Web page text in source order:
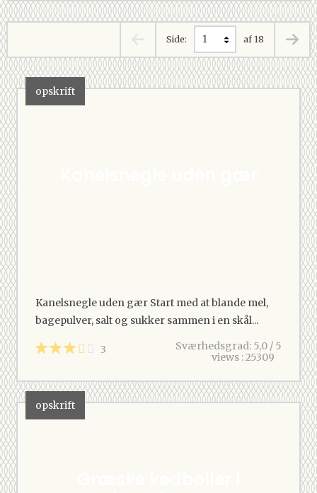
Side: af 18
opskrift
Kanelsnegle uden gær Start med at blande mel,
bagepulver, salt og sukker sammen i en skål...
3
Sværhedsgrad: 5,0 / 5
views : 25309
opskrift